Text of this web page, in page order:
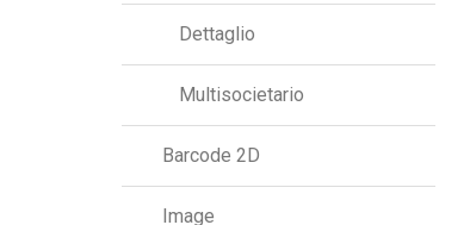
Dettaglio
Multisocietario
Barcode 2D
Image